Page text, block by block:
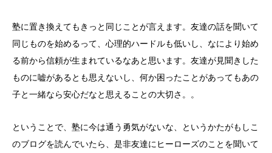
塾に置き換えてもきっと同じことが言えます。友達の話を聞いて
同じものを始めるって、心理的ハードルも低いし、なにより始め
る前から信頼が生まれているなあと思います。友達が見聞きした
ものに嘘があるとも思えないし、何か困ったことがあってもあの
子と一緒なら安心だなと思えることの大切さ。。
ということで、塾に今は通う勇気がないな、というかたがもしこ
のブログを読んでいたら、是非友達にヒーローズのことを聞いて